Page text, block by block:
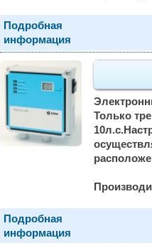
Подробная
информация
Только
Подробная
информация